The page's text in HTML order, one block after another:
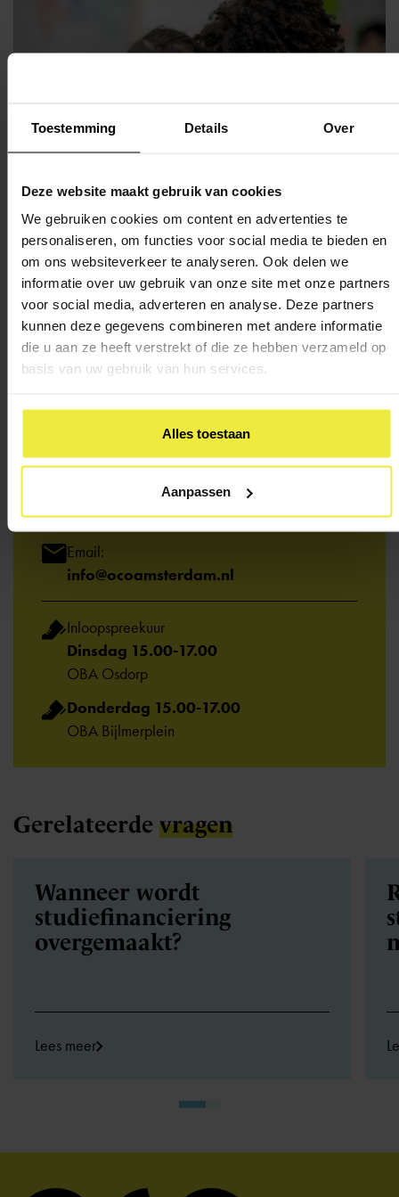
Toestemming Details Over
Deze website maakt gebruik van cookies
We gebruiken cookies om content en advertenties te
personaliseren, om functies voor social media te bieden en
om ons websiteverkeer te analyseren. Ook delen we
informatie over uw gebruik van onze site met onze partners
voor social media, adverteren en analyse. Deze partners
kunnen deze gegevens combineren met andere informatie
die u aan ze heeft verstrekt of die ze hebben verzameld op
basis van uw gebruik van hun services.
Alles toestaan
Aanpassen
Heb je eenvraag?
Kom je er niet uit of wil je iemand spreken? We
helpen je graag.
06 1600 4600
Email:
info@ocoamsterdam.nl
Inloopspreekuur
Dinsdag 15.00-17.00
OBA Osdorp
Donderdag 15.00-17.00
OBA Bijlmerplein
Gerelateerde vragen
Wanneer wordt
studiefinanciering
overgemaakt?
Lees meer